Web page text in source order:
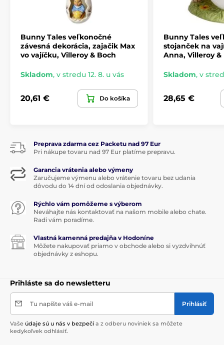
Bunny Tales veľkonočné
závesná dekorácia, zajačik Max
vo vajíčku, Villeroy & Boch
Skladom, v stredu 12. 8. u vás
20,61 € Do košíka
Bunny Tales
stojanček na
Anna, Villeroy &
Skladom, v
28,65 €
Preprava zdarma cez Packetu nad 97 Eur
Pri nákupe tovaru nad 97 Eur platíme prepravu.
Garancia vrátenia alebo výmeny
Zaručujeme výmenu alebo vrátenie tovaru bez udania
dôvodu do 14 dní od odoslania objednávky.
Rýchlo vám pomôžeme s výberom
Neváhajte nás kontaktovať na našom mobile alebo chate.
Radi vám poradíme.
Vlastná kamenná predajňa v Hodoníne
Môžete nakupovať priamo v obchode alebo si vyzdvihnúť
objednávky z eshopu.
Prihláste sa do newsletteru
Tu napíšte váš e-mail Prihlásiť
Vaše údaje sú u nás v bezpečí a z odberu noviniek sa môžete
kedykoľvek odhlásiť.